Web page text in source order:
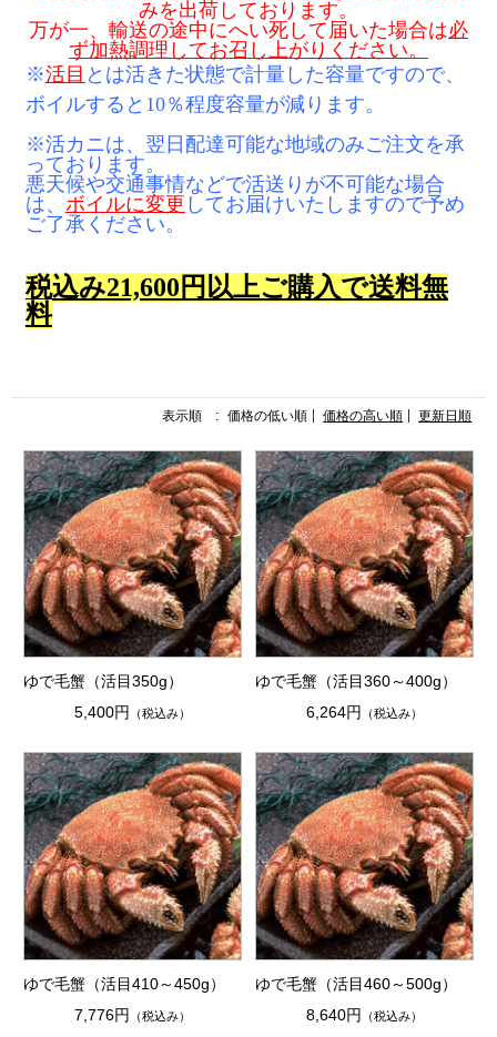
みを出荷しております。
万が一、 輸送の途中にへい死して届いた場合は必
ず加熱調理してお召し上がりください。
※活目 とは活きた状態で計量した容量ですので、
ボイルすると10％程度容量が減りま す。
※活カニは、翌日配達可能な地域のみご注文を承
っております。
悪天候や交通事情などで活送りが不可能な場合
は、 ボイルに変更 してお届けいたしますので予め
ご了承ください。
税込み21,600円以上ご購入で送料無
料
表示順 : 価格の低い順 価格の高い順 更新日順
ゆで毛蟹（活目350g）
5,400円
（税込み）
ゆで毛蟹（活目360～400g）
6,264円
（税込み）
ゆで毛蟹（活目410～450g）
7,776円
（税込み）
ゆで毛蟹（活目460～500g）
8,640円
（税込み）